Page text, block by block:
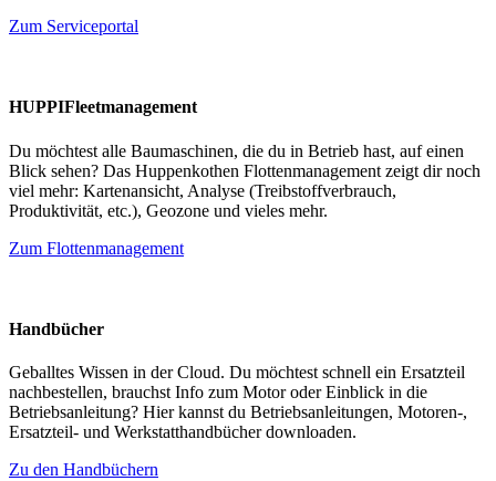
Zum Serviceportal
HUPPIFleetmanagement
Du möchtest alle Baumaschinen, die du in Betrieb hast, auf einen
Blick sehen? Das Huppenkothen Flottenmanagement zeigt dir noch
viel mehr: Kartenansicht, Analyse (Treibstoffverbrauch,
Produktivität, etc.), Geozone und vieles mehr.
Zum Flottenmanagement
Handbücher
Geballtes Wissen in der Cloud. Du möchtest schnell ein Ersatzteil
nachbestellen, brauchst Info zum Motor oder Einblick in die
Betriebsanleitung? Hier kannst du Betriebsanleitungen, Motoren-,
Ersatzteil- und Werkstatthandbücher downloaden.
Zu den Handbüchern